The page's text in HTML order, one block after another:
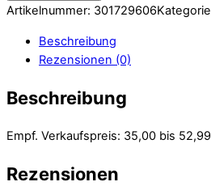
Artikelnummer: 301729606
Beschreibung
Rezensionen (0)
Beschreibung
Empf. Verkaufspreis: 35,00 bis 52,99
Rezensionen